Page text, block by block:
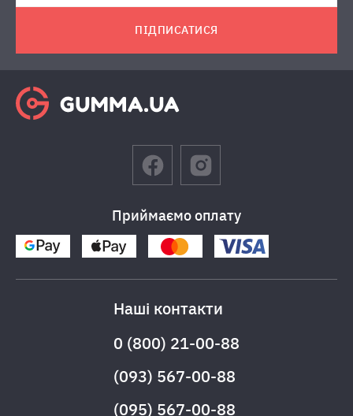
ПІДПИСАТИСЯ
Приймаємо оплату
Наші контакти
0 (800) 21-00-88
(093) 567-00-88
(095) 567-00-88